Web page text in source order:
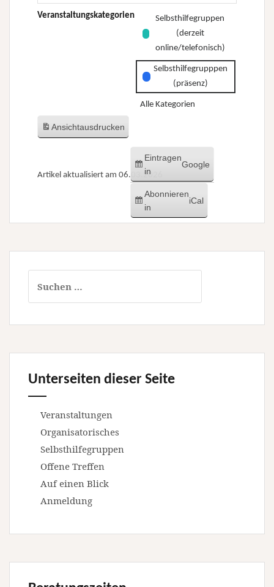
Veranstaltungskategorien
Selbsthilfegruppen
(derzeit
online/telefonisch)
Selbsthilfegrupppen
(präsenz)
Alle Kategorien
Ansichtausdrucken
Eintragen
in
Google
Abonnieren
in
iCal
Artikel aktualisiert am 06.03.2026
nach:
Unterseiten dieser Seite
Veranstaltungen
Organisatorisches
Selbsthilfegruppen
Offene Treffen
Auf einen Blick
Anmeldung